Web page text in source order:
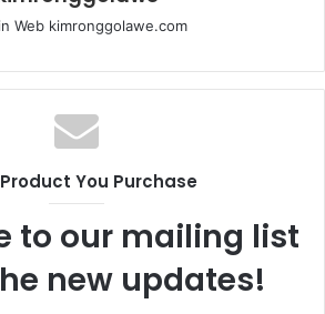
Web kimronggolawe.com
You Purchase
to our mailing list
new updates!